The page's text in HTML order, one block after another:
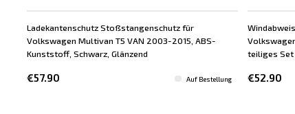
Ladekantenschutz Stoßstangenschutz für
Volkswagen Multivan T5 VAN 2003-2015, ABS-
Kunststoff, Schwarz, Glänzend
€57.90 Auf Bestellung
teiliges Set
€52.90